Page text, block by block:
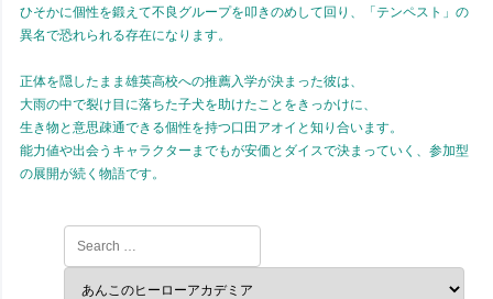
ひそかに個性を鍛えて不良グループを叩きのめして回り、「テンペスト」の
異名で恐れられる存在になります。
正体を隠したまま雄英高校への推薦入学が決まった彼は、
大雨の中で裂け目に落ちた子犬を助けたことをきっかけに、
生き物と意思疎通できる個性を持つ口田アオイと知り合います。
能力値や出会うキャラクターまでもが安価とダイスで決まっていく、参加型
の展開が続く物語です。